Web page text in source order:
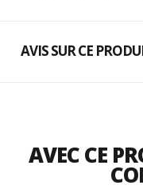
AVIS SUR CE
AVEC CE